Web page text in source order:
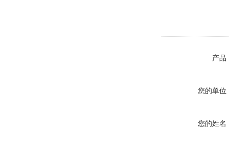
产品
您的单位
您的姓名